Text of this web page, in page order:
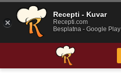
Recepti - Kuvar
Recepti.com
Besplatna - Google Play